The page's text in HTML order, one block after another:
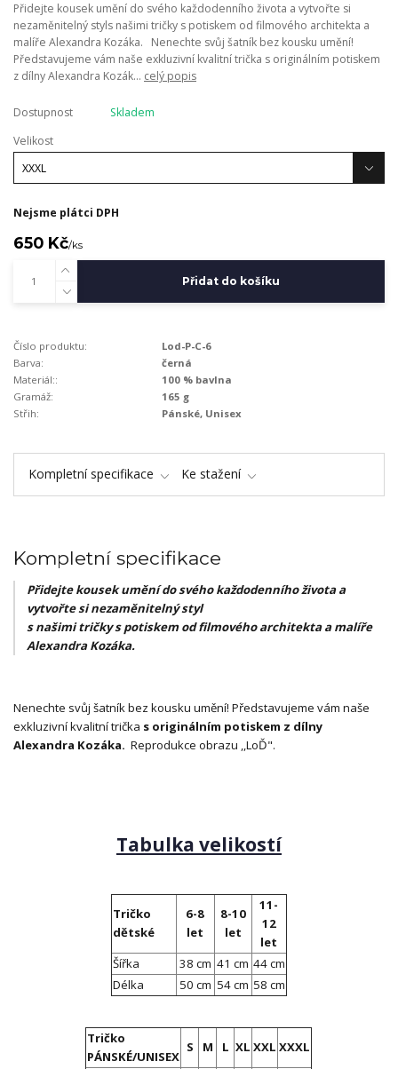
Přidejte kousek umění do svého každodenního života a vytvořte si
nezaměnitelný styls našimi tričky s potiskem od filmového architekta a
malíře Alexandra Kozáka. Nenechte svůj šatník bez kousku umění!
Představujeme vám naše exkluzivní kvalitní trička s originálním potiskem
z dílny Alexandra Kozák... celý popis
Dostupnost
Skladem
Velikost
Nejsme plátci DPH
650 Kč/ks
Přidat do košíku
Číslo produktu:
Lod-P-C-6
Barva:
černá
Materiál::
100 % bavlna
Gramáž:
165 g
Střih:
Pánské, Unisex
Kompletní specifikace Ke stažení
Kompletní specifikace
Přidejte kousek umění do svého každodenního života a
vytvořte si nezaměnitelný styl
s našimi tričky s potiskem od filmového architekta a malíře
Alexandra Kozáka.
Nenechte svůj šatník bez kousku umění! Představujeme vám naše
exkluzivní kvalitní trička s originálním potiskem z dílny
Alexandra Kozáka. Reprodukce obrazu ,,LoĎ".
Tabulka velikostí
Tričko
dětské
6-8
let
8-10
let
11-
12
let
Šířka
38 cm 41 cm 44 cm
Délka
50 cm 54 cm 58 cm
Tričko
PÁNSKÉ/UNISEX
S M L XL XXL XXXL